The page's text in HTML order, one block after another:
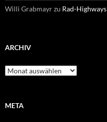
Willi Grabmayrzu Rad-Highways
ARCHIV
Archiv
META